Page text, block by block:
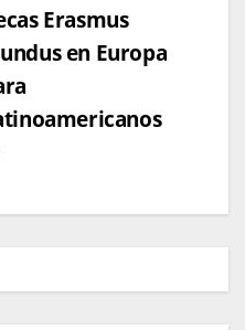
Erasmus
en Europa